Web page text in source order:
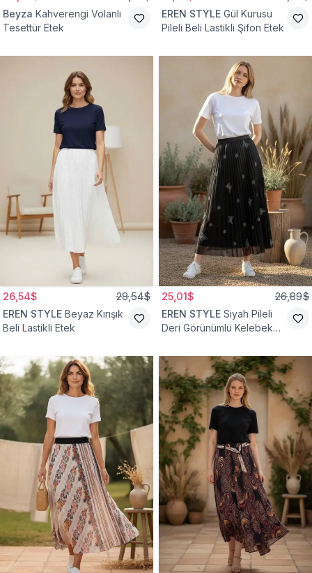
Beyza Kahverengi Volanlı
Tesettür Etek
EREN STYLE Gül Kurusu
Pileli Beli Lastikli Şifon Etek
26,54$ 28,54$
EREN STYLE Beyaz Kırışık
Beli Lastikli Etek
25,01$ 26,89$
EREN STYLE Siyah Pileli
Deri Görünümlü Kelebek
Viskon Etek